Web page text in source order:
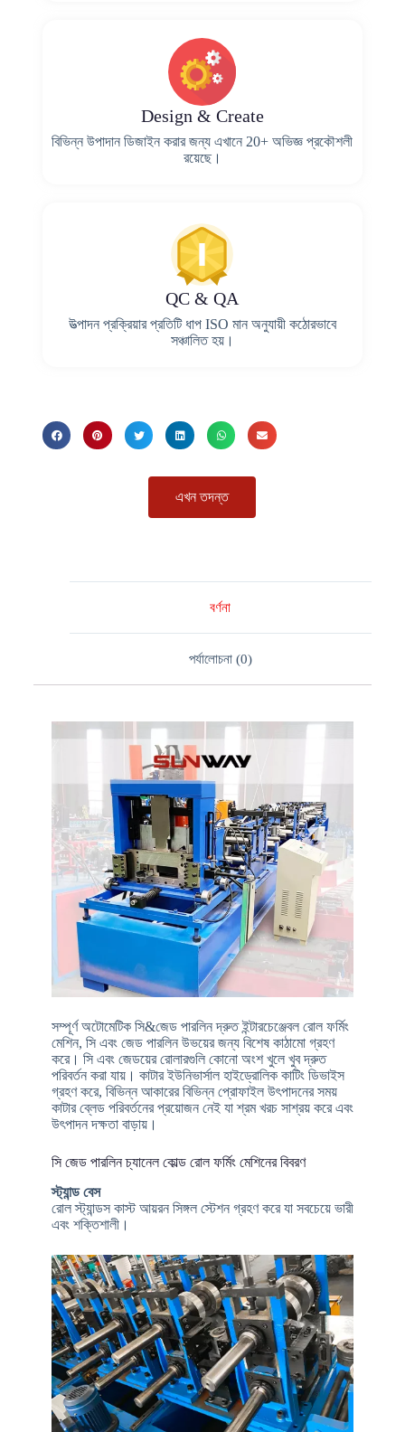
Design & Create
বিভিন্ন উপাদান ডিজাইন করার জন্য এখানে 20+ অভিজ্ঞ প্রকৌশলী
রয়েছে।
QC & QA
উত্পাদন প্রক্রিয়ার প্রতিটি ধাপ ISO মান অনুযায়ী কঠোরভাবে
সঞ্চালিত হয়।
এখন তদন্ত
বর্ণনা
পর্যালোচনা (0)
সম্পূর্ণ অটোমেটিক সি&জেড পারলিন দ্রুত ইন্টারচেঞ্জেবল রোল ফর্মিং
মেশিন, সি এবং জেড পারলিন উভয়ের জন্য বিশেষ কাঠামো গ্রহণ
করে। সি এবং জেডয়ের রোলারগুলি কোনো অংশ খুলে খুব দ্রুত
পরিবর্তন করা যায়। কাটার ইউনিভার্সাল হাইড্রোলিক কাটিং ডিভাইস
গ্রহণ করে, বিভিন্ন আকারের বিভিন্ন প্রোফাইল উৎপাদনের সময়
কাটার ব্লেড পরিবর্তনের প্রয়োজন নেই যা শ্রম খরচ সাশ্রয় করে এবং
উৎপাদন দক্ষতা বাড়ায়।
সি জেড পারলিন চ্যানেল কোল্ড রোল ফর্মিং মেশিনের বিবরণ
স্ট্যান্ড বেস
রোল স্ট্যান্ডস কাস্ট আয়রন সিঙ্গল স্টেশন গ্রহণ করে যা সবচেয়ে ভারী
এবং শক্তিশালী।